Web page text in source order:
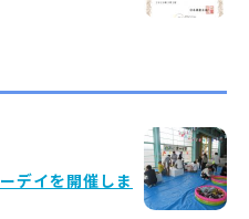
デイを開催しま